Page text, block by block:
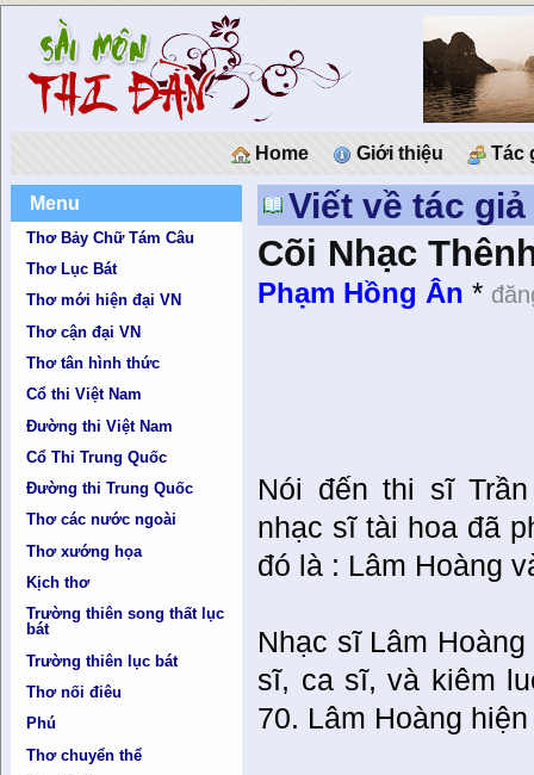
Home Giới thiệu Tác
Menu
Thơ Bảy Chữ Tám Câu
Thơ Lục Bát
Thơ mới hiện đại VN
Thơ cận đại VN
Thơ tân hình thức
Cổ thi Việt Nam
Đường thi Việt Nam
Cổ Thi Trung Quốc
Đường thi Trung Quốc
Thơ các nước ngoài
Thơ xướng họa
Kịch thơ
Trường thiên song thất lục
bát
Trường thiên lục bát
Thơ nối điêu
Phú
Thơ chuyển thể
Viết về tác
Cõi Nhạc
Phạm Hồng Ân *
Nói đến thi sĩ
nhạc sĩ tài hoa đã
đó là : Lâm Hoàng
Nhạc sĩ Lâm
sĩ, ca sĩ, và kiêm
70. Lâm Hoàng